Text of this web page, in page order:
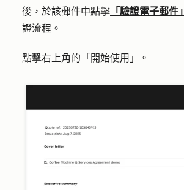
後，於該郵件中點擊 「驗證電子郵件」
證流程。
點擊右上角的 「開始使用 」。